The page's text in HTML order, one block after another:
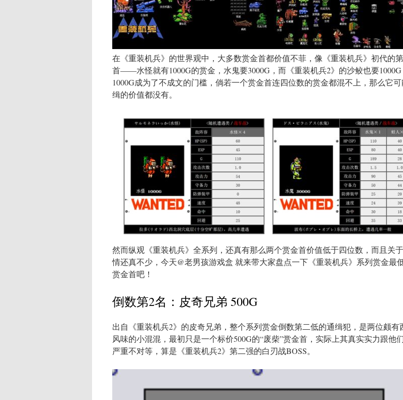
在《重装机兵》的世界观中，大多数赏金首都价值不菲，像《重装机兵》初代的
首——水怪就有1000G的赏金，水鬼要3000G，而《重装机兵2》的沙鲛也要
1000G成为了不成文的门槛，倘若一个赏金首连四位数的赏金都混不上，那么它
缉的价值都没有。
然而纵观《重装机兵》全系列，还真有那么两个赏金首价值低于四位数，而且关
情还真不少，今天@老男孩游戏盒 就来带大家盘点一下《重装机兵》系列赏金最
赏金首吧！
倒数第2名：皮奇兄弟 500G
出自《重装机兵2》的皮奇兄弟，整个系列赏金倒数第二低的通缉犯，是两位颇有
风味的小混混，最初只是一个标价500G的“废柴”赏金首，实际上其真实实力跟他
严重不对等，算是《重装机兵2》第二强的白刃战BOSS。